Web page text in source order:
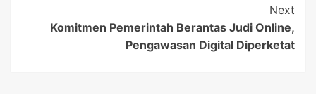
Next
Komitmen Pemerintah Berantas Judi Online,
Pengawasan Digital Diperketat